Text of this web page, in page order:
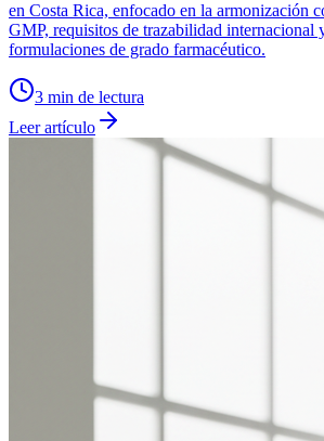
en Costa Rica, enfocado en la armonización
GMP, requisitos de trazabilidad internacional
formulaciones de grado farmacéutico.
3 min de lectura
Leer artículo